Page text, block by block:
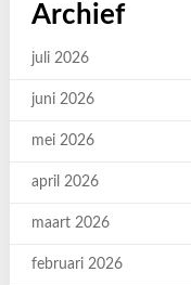
Archief
juli 2026
juni 2026
mei 2026
april 2026
maart 2026
februari 2026